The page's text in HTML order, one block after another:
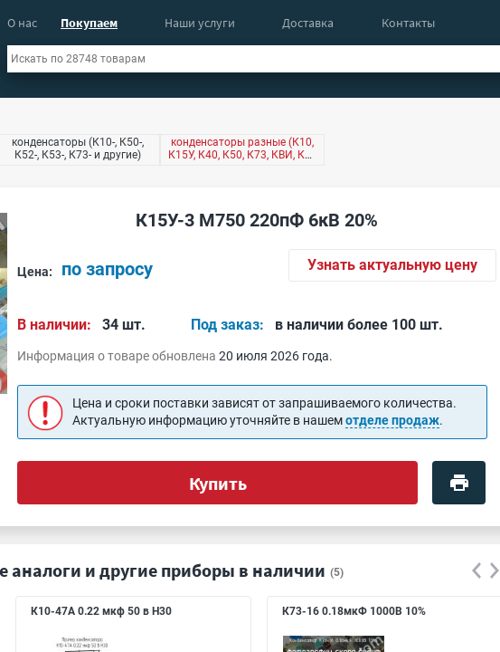
О нас Покупаем Наши услуги Доставка Контакты
конденсаторы (К10-, К50-,
К52-, К53-, К73- и другие)
конденсаторы разные (К10,
К15У, К40, К50, К73, КВИ, КМ,
К15У-3 М750 220пФ 6кВ 20%
Цена: по запросу Узнать актуальную цену
В наличии: 34 шт. Под заказ: в наличии более 100 шт.
Информация о товаре обновлена20 июля 2026 года.
Цена и сроки поставки зависят от запрашиваемого количества.
Актуальную информацию уточняйте в нашемотделе продаж.
Купить
аналоги и другие приборы в наличии (5)
К10-47А 0.22 мкф 50 в Н30 К73-16 0.18мкФ 1000В 10%